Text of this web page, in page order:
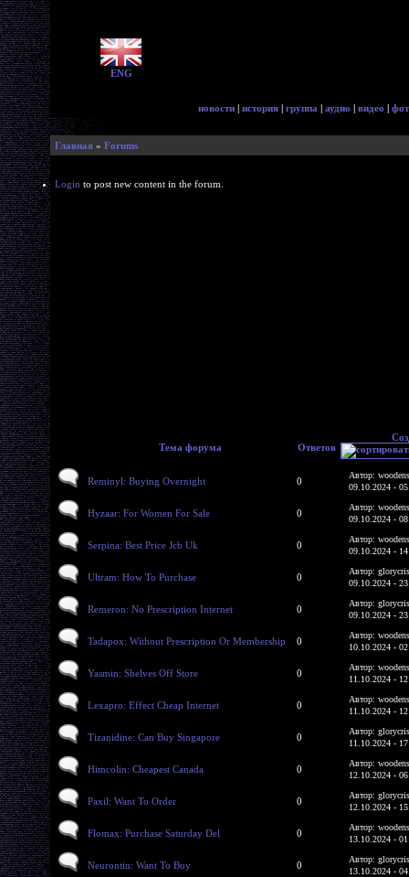
ENG
новости | история | группа | аудио | видео |
Главная » Forums
Login to post new content in the forum.
Тема форума Ответов
Reminyl: Buying Overnight 0
Автор:
09.10.2024 -
Hyzaar: For Women For Sale 0
Автор:
09.10.2024 -
Serpina: Best Price Jcb Uk 0
Автор:
09.10.2024 -
Ultram: How To Purchase 0
Автор:
09.10.2024 -
Remeron: No Prescription Internet 0
Автор:
09.10.2024 -
Tadapox: Without Prescription Or Membership 0
Автор:
10.10.2024 -
Yasmin: Shelves Off Store 0
Автор:
11.10.2024 -
Lexapro: Effect Cheap Internet 0
Автор:
11.10.2024 -
Tizanidine: Can Buy Singapore 0
Автор:
11.10.2024 -
Himcolin: Cheapest Canada 0
Автор:
12.10.2024 -
Paxil: Want To Order 0
Автор:
12.10.2024 -
Flomax: Purchase Saturday Del 0
Автор:
13.10.2024 -
Neurontin: Want To Buy 0
Автор:
13.10.2024 -